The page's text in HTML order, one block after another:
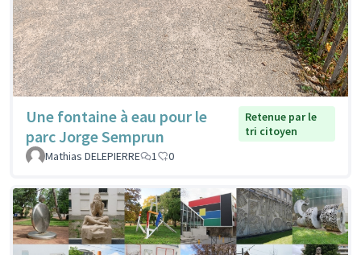
Une fontaine à eau pour le
parc Jorge Semprun
Retenue par le
tri citoyen
Mathias DELEPIERRE
1 0